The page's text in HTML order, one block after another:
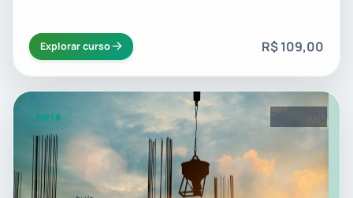
Explorar curso R$ 109,00
NR18 R$ 109,00